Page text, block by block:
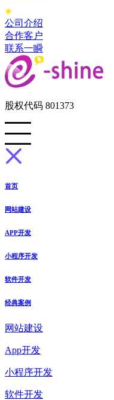
公司介绍
合作客户
联系一瞬
股权代码 801373
首页
网站建设
APP开发
小程序开发
软件开发
经典案例
网站建设
App开发
小程序开发
软件开发